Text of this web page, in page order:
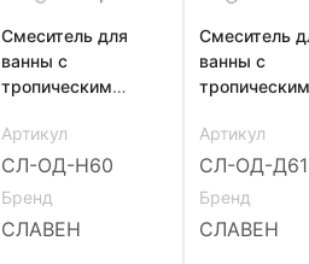
Смеситель для
ванны с
тропическим
одноручный,
комплект, СЛ-ОД-
Н60, Славен
Артикул
СЛ-ОД-Н60
Бренд
СЛАВЕН
Смеситель
ванны с
тропическим
излив,
комплект,
Д61, Славен
Артикул
СЛ-ОД-Д61
Бренд
СЛАВЕН